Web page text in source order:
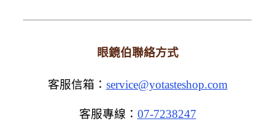
眼鏡伯聯絡方式
客服信箱： service@yotasteshop.com
客服專線： 07-7238247